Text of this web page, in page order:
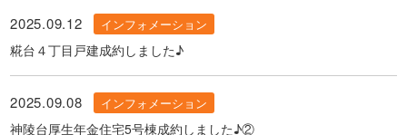
2025.09.12 インフォメーション
糀台４丁目戸建成約しました♪
2025.09.08 インフォメーション
神陵台厚生年金住宅5号棟成約しました♪②